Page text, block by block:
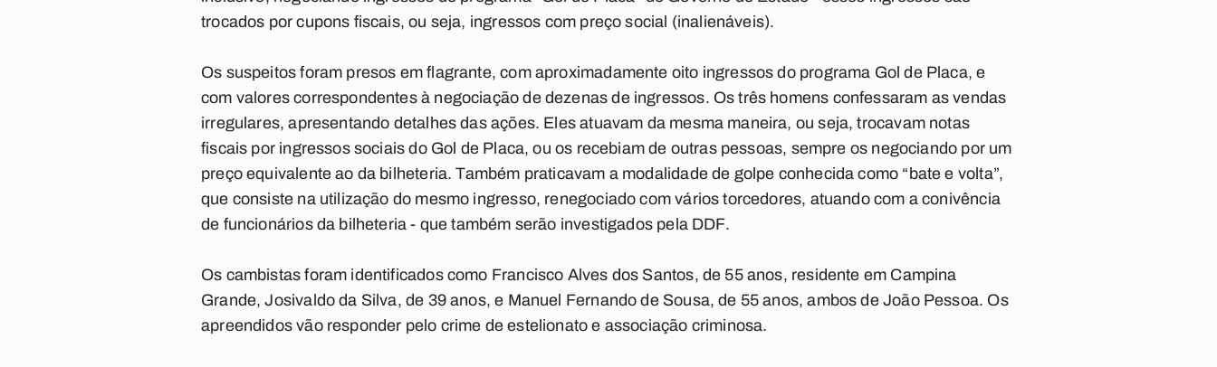
trocados por cupons fiscais, ou seja, ingressos com preço social (inalienáveis).
Os suspeitos foram presos em flagrante, com aproximadamente oito ingressos do programa Gol de Placa, e
com valores correspondentes à negociação de dezenas de ingressos. Os três homens confessaram as vendas
irregulares, apresentando detalhes das ações. Eles atuavam da mesma maneira, ou seja, trocavam notas
fiscais por ingressos sociais do Gol de Placa, ou os recebiam de outras pessoas, sempre os negociando por um
preço equivalente ao da bilheteria. Também praticavam a modalidade de golpe conhecida como “bate e volta”,
que consiste na utilização do mesmo ingresso, renegociado com vários torcedores, atuando com a conivência
de funcionários da bilheteria - que também serão investigados pela DDF.
Os cambistas foram identificados como Francisco Alves dos Santos, de 55 anos, residente em Campina
Grande, Josivaldo da Silva, de 39 anos, e Manuel Fernando de Sousa, de 55 anos, ambos de João Pessoa. Os
apreendidos vão responder pelo crime de estelionato e associação criminosa.